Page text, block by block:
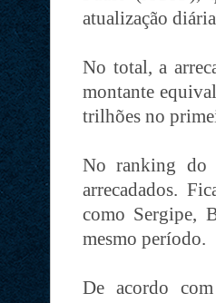
atualização
No total, a
montante
trilhões no
No ranking do
arrecadados.
como Sergipe,
mesmo período.
De acordo